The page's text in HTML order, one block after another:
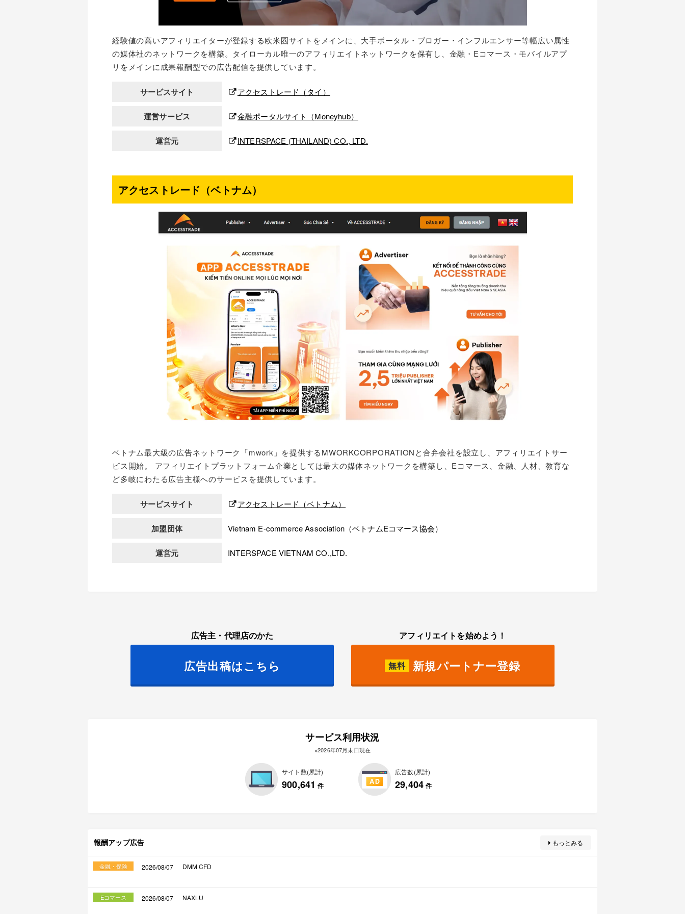
経験値の高いアフィリエイターが登録する欧米圏サイトをメインに、大手ポータル・ブロガー・インフルエンサー等幅広い属性
の媒体社のネットワークを構築。タイローカル唯一のアフィリエイトネットワークを保有し、金融・Eコマース・モバイルアプ
リをメインに成果報酬型での広告配信を提供しています。
サービスサイト アクセストレード（タイ）
運営サービス 金融ポータルサイト（Moneyhub）
運営元 INTERSPACE (THAILAND) CO., LTD.
アクセストレード（ベトナム）
ベトナム最大級の広告ネットワーク「mwork」を提供するMWORKCORPORATIONと合弁会社を設立し、アフィリエイトサー
ビス開始。 アフィリエイトプラットフォーム企業としては最大の媒体ネットワークを構築し、Eコマース、金融、人材、教育な
ど多岐にわたる広告主様へのサービスを提供しています。
サービスサイト アクセストレード（ベトナム）
加盟団体 Vietnam E-commerce Association（ベトナムEコマース協会）
運営元 INTERSPACE VIETNAM CO.,LTD.
アフィリエイトを始めよう！
無料 新規パートナー登録
広告主・代理店のかた
広告出稿はこちら
サービス利用状況
※2026年07月末日現在
サイト数(累計)
900,641 件
広告数(累計)
29,404 件
報酬アップ広告 もっとみる
金融・保険 2026/08/07 DMM CFD
Eコマース 2026/08/07 NAXLU